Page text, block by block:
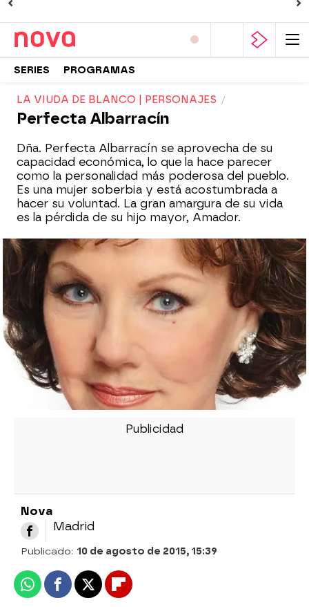
SERIES PROGRAMAS
LA VIUDA DE BLANCO | PERSONAJES
Perfecta Albarracín
Dña. Perfecta Albarracín se aprovecha de su
capacidad económica, lo que la hace parecer
como la personalidad más poderosa del pueblo.
Es una mujer soberbia y está acostumbrada a
hacer su voluntad. La gran amargura de su vida
es la pérdida de su hijo mayor, Amador.
Nova
Madrid
Publicado: 10 de agosto de 2015, 15:39
WhatsappFacebook
X Flipboard